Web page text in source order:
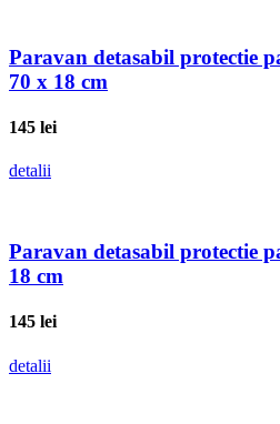
Paravan detasabil protectie
70 x 18 cm
145 lei
detalii
Paravan detasabil protectie
18 cm
145 lei
detalii